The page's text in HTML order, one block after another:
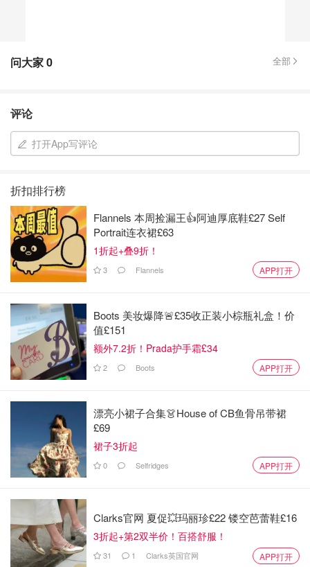
问大家0 全部
评论
打开App写评论
折扣排行榜
Flannels 本周捡漏王👍阿迪厚底鞋£27 Self
Portrait连衣裙£63
1折起+叠9折！
3 Flannels APP打开
Boots 美妆爆降🚨£35收正装小棕瓶礼盒！价
值£151
额外7.2折！Prada护手霜£34
2 Boots APP打开
漂亮小裙子合集👗House of CB鱼骨吊带裙
£69
裙子3折起
0 Selfridges APP打开
Clarks官网 夏促💥玛丽珍£22 镂空芭蕾鞋£16
3折起+第2双半价！百搭舒服！
31 1 Clarks英国官网 APP打开